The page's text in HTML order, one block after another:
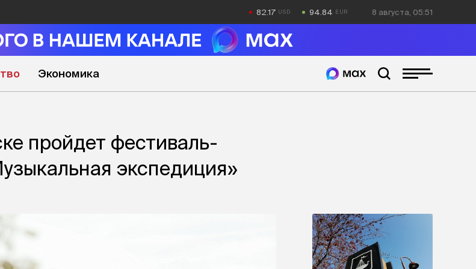
82.17 94.84 8 августа, 05:51
Экономика
пройдет фестиваль-
экспедиция»